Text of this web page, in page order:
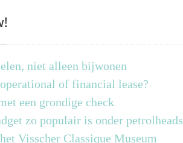
niet alleen bijwonen
of financial lease?
een grondige check
zo populair is onder petrolheads
Visscher Classique Museum